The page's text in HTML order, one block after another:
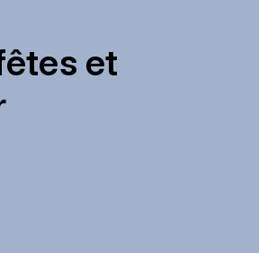
et